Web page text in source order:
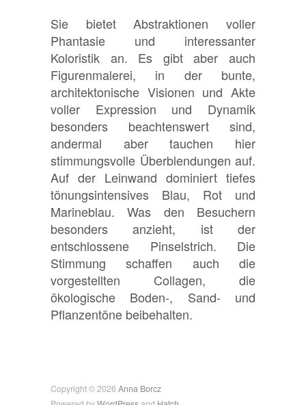
Sie bietetAbstraktionen voller
Phantasie und interessanter
Koloristik an. Es gibt aber auch
Figurenmalerei, in der bunte,
architektonische Visionen und Akte
voller Expression und Dynamik
besonders beachtenswert sind,
andermal aber tauchen hier
stimmungsvolle Überblendungen auf.
Auf der Leinwand dominiert tiefes
tönungsintensives Blau, Rot und
Marineblau. Was den Besuchern
besonders anzieht, ist der
entschlossene Pinselstrich. Die
Stimmung schaffen auch die
vorgestellten Collagen, die
ökologische Boden-, Sand- und
Pflanzentöne beibehalten.
Copyright © 2026 Anna Borcz